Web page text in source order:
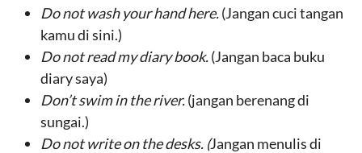
Do not wash your hand here.(Jangan cuci tangan
kamu di sini.)
Do not read my diary book.(Jangan baca buku
diary saya)
Don’t swim in the river.(jangan berenang di
sungai.)
Do not write on the desks. (Jangan menulis di